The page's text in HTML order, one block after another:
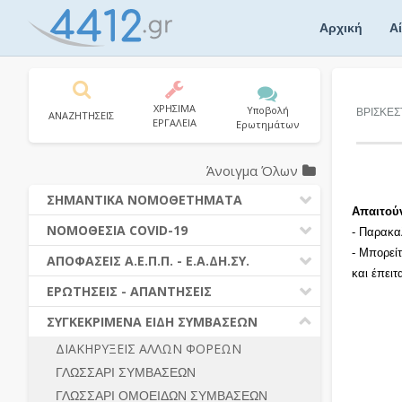
Αρχική
-
-
και
ΑΝΑΖΗΤΗΣΕΙΣ
ΧΡΗΣΙΜΑ
ΕΡΓΑΛΕΙΑ
Υποβολή
Ερωτημάτων
Άνοιγμα Όλων
ΣΗΜΑΝΤΙΚΑ ΝΟΜΟΘΕΤΗΜΑΤΑ
ΔΗΜΟΣΙΕΣ ΣΥΜΒΑΣΕΙΣ (Ν. 4412/2016)
ΔΗΜΟΤΙΚΟΣ ΚΩΔΙΚΑΣ (Ν.3463/2006)
ΚΑΛΛΙΚΡΑΤΗΣ (Ν.3852/2010)
ΝΟΜΟΘΕΣΙΑ - ΝΟΜΟΛΟΓΙΑ (ΣΥΝΟΛΟ)
ΝΟΜΟΘΕΣΙΑ COVID-19
ΝΟΜΟΘΕΣΙΑ - ΝΟΜΟΛΟΓΙΑ COVID -19
ΕΡΩΤΗΣΕΙΣ - ΑΠΑΝΤΗΣΕΙΣ
ΑΠΟΦΑΣΕΙΣ Α.Ε.Π.Π. - Ε.Α.ΔΗ.ΣΥ.
ΠΡΟΔΙΚΑΣΤΙΚΗ ΠΡΟΣΦΥΓΗ
ΓΕΝΙΚΟΙ ΚΑΝΟΝΕΣ
ΔΙΚΑΙΟΥΜΕΝΟΙ ΣΥΜΜΕΤΟΧΗΣ
ΠΡΟΣΦΟΡΕΣ – ΔΙΚΑΙΟΛΟΓΗΤΙΚΑ
ΣΥΜΜΕΤΟΧΗΣ
ΕΡΩΤΗΣΕΙΣ - ΑΠΑΝΤΗΣΕΙΣ
Ν. 4782/2021 - ΤΡΟΠΟΠΟΙΗΣΗ
4412/2016
ΔΙΕΞΑΓΩΓΗ ΔΙΑΔΙΚΑΣΙΑΣ
ΔΙΑΔΙΚΑΣΙΕΣ ΑΝΑΘΕΣΗΣ
ΣΥΓΚΕΚΡΙΜΕΝΑ ΕΙΔΗ ΣΥΜΒΑΣΕΩΝ
ΔΙΑΚΗΡΥΞΕΙΣ ΑΛΛΩΝ ΦΟΡΕΩΝ
ΓΛΩΣΣΑΡΙ ΣΥΜΒΑΣΕΩΝ
ΓΛΩΣΣΑΡΙ ΟΜΟΕΙΔΩΝ ΣΥΜΒΑΣΕΩΝ